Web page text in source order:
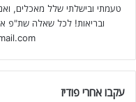
טעמתי ובישלתי שלל מאכלים,
ובריאות! לכל שאלה שת"פ
עקבו אחרי פודיז